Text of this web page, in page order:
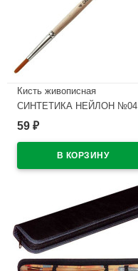
Кисть живописная
СИНТЕТИКА НЕЙЛОН №04
круглая
59 ₽